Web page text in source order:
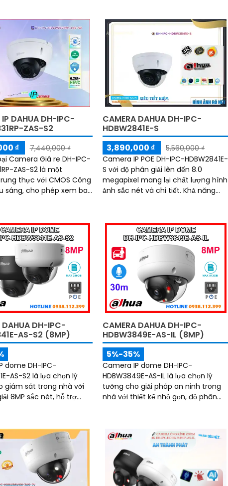
IP DAHUA DH-IPC-
ZAS-S2
₫
7,440,000 ₫
Camera Giá re DH-IPC-
ZAS-S2 là một
thực với CMOS Công
sáng, cho phép xem ban
thể được quản lý từ xa
CAMERA DAHUA DH-IPC-
HDBW2841E-S
3,890,000 ₫
5,560,000 ₫
Camera IP POE DH-IPC-HDBW2841E-
S với độ phân giải lên đến 8.0
megapixel mang lại chất lượng hình
ảnh sắc nét và chi tiết. Khả năng
DAHUA DH-IPC-
AS-S2 (8MP)
dome DH-IPC-
AS-S2 là lựa chọn lý
giám sát trong nhà với
8MP sắc nét, hỗ trợ
camera có khả năng
và phân biệt chuyển
người và phương tiện,
xác trong cảnh báo
CAMERA DAHUA DH-IPC-
HDBW3849E-AS-IL (8MP)
5%-35%
Camera IP dome DH-IPC-
HDBW3849E-AS-IL là lựa chọn lý
tưởng cho giải pháp an ninh trong
nhà với thiết kế nhỏ gọn, độ phân
Tích hợp micro thu âm, khe cắm
thẻ nhớ đến 512GB và công nghệ AI
thông minh giúp phân biệt chính
xác người và phương tiện hỗ trợ
POE, giảm thiểu báo động giả hiệu